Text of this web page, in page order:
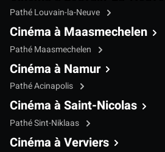
Pathé Louvain-la-Neuve
Cinéma à Maasmechelen
Pathé Maasmechelen
Cinéma à Namur
Pathé Acinapolis
Cinéma à Saint-Nicolas
Pathé Sint-Niklaas
Cinéma à Verviers